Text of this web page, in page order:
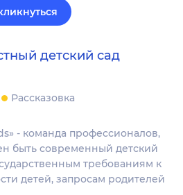
детский сад
Рассказовка
- команда профессионалов,
быть современный детский
требованиям к
детей, запросам родителей